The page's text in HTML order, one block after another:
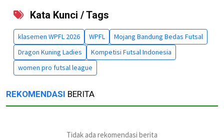
Kata Kunci / Tags
klasemen WPFL 2026 WPFL
Mojang Bandung Bedas Futsal
Dragon Kuning Ladies
Kompetisi Futsal Indonesia
women pro futsal league
REKOMENDASI BERITA
Tidak ada rekomendasi berita